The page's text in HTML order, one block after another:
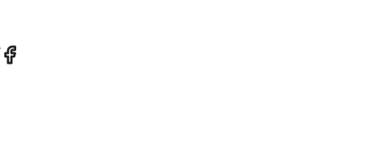
Share
on